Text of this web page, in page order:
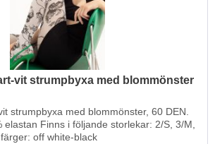
vit strumpbyxa med blommönster
strumpbyxa med blommönster, 60 DEN.
elastan Finns i följande storlekar: 2/S, 3/M,
off white-black